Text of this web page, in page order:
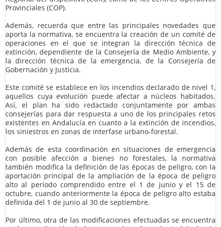
Provinciales (COP).
Además, recuerda que entre las principales novedades que
aporta la normativa, se encuentra la creación de un comité de
operaciones en el que se integran la dirección técnica de
extinción, dependiente de la Consejería de Medio Ambiente, y
la dirección técnica de la emergencia, de la Consejería de
Gobernación y Justicia.
Este comité se establece en los incendios declarado de nivel 1,
aquellos cuya evolución puede afectar a núcleos habitados.
Así, el plan ha sido redactado conjuntamente por ambas
consejerías para dar respuesta a uno de los principales retos
existentes en Andalucía en cuanto a la extinción de incendios,
los siniestros en zonas de interfase urbano-forestal.
Además de esta coordinación en situaciones de emergencia
con posible afección a bienes no forestales, la normativa
también modifica la definición de las épocas de peligro, con la
aportación principal de la ampliación de la época de peligro
alto al período comprendido entre el 1 de junio y el 15 de
octubre, cuando anteriormente la época de peligro alto estaba
definida del 1 de junio al 30 de septiembre.
Por último, otra de las modificaciones efectuadas se encuentra